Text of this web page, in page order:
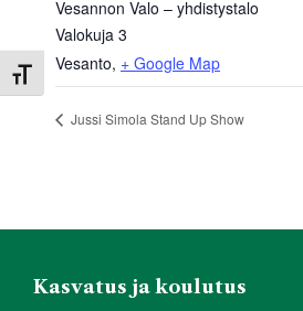
Toggle Font size
Vesannon Valo – yhdistystalo
Valokuja 3
Vesanto, + Google Map
Jussi Simola Stand Up Show
Kasvatus ja koulutus